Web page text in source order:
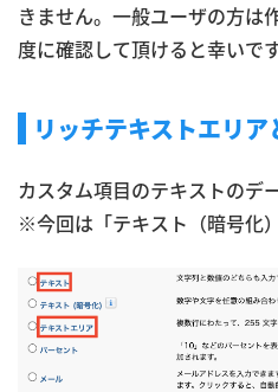
きません。一般ユーザの方は
度に確認して頂けると幸いです
リッチテキストエリア
カスタム項目のテキストのデ
※今回は「テキスト（暗号化